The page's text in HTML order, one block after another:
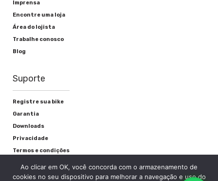
Imprensa
Encontre uma loja
Área do lojista
Trabalhe conosco
Blog
Suporte
Registre sua bike
Garantia
Downloads
Privacidade
Termos e condições
Ao clicar em OK, você concorda com o armazenamento de
cookies no seu dispositivo para melhorar a navegação e uso do